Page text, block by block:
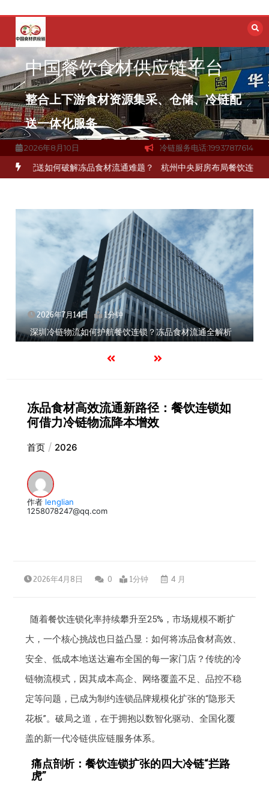
容
中国餐饮食材供应链平台
整合上下游食材资源集采、仓储、冷链配
送一体化服务
2026年8月10日 冷链服务电话:19937817614
送如何破解冻品食材流通难题？ 杭州中央厨房布局餐饮连锁，冷链配
2026年7月14日 1分钟
深圳冷链物流如何护航餐饮连锁？冻品食材流通全解析
冻品食材高效流通新路径：餐饮连锁如
何借力冷链物流降本增效
首页 2026
作者 lenglian
1258078247@qq.com
2026年4月8日 0 1分钟 4 月
随着餐饮连锁化率持续攀升至25%，市场规模不断扩
大，一个核心挑战也日益凸显：如何将冻品食材高效、
安全、低成本地送达遍布全国的每一家门店？传统的冷
链物流模式，因其成本高企、网络覆盖不足、品控不稳
定等问题，已成为制约连锁品牌规模化扩张的“隐形天
花板”。破局之道，在于拥抱以数智化驱动、全国化覆
盖的新一代冷链供应链服务体系。
痛点剖析：餐饮连锁扩张的四大冷链“拦路
虎”